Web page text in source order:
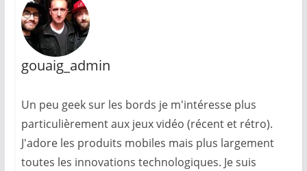
gouaig_admin
Un peu geek sur les bords je m'intéresse plus
particulièrement aux jeux vidéo (récent et rétro).
J'adore les produits mobiles mais plus largement
toutes les innovations technologiques. Je suis